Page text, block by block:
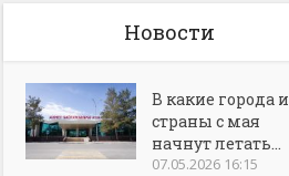
Новости
В какие города и
страны с мая
начнут летать...
07.05.2026 16:15